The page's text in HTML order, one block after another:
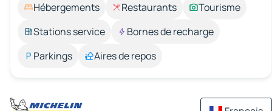
Hébergements Restaurants
Tourisme
Stations service
Bornes de recharge
Parkings
Aires de repos